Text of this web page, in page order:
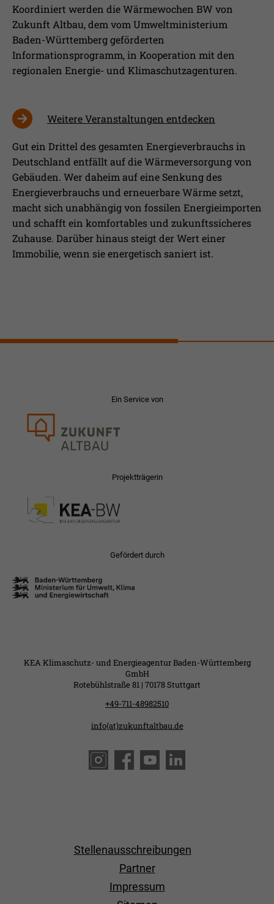
Koordiniert werden die Wärmewochen BW von
Zukunft Altbau, dem vom Umweltministerium
Baden-Württemberg geförderten
Informationsprogramm, in Kooperation mit den
regionalen Energie- und Klimaschutzagenturen.
Weitere Veranstaltungen entdecken
Gut ein Drittel des gesamten Energieverbrauchs in
Deutschland entfällt auf die Wärmeversorgung von
Gebäuden. Wer daheim auf eine Senkung des
Energieverbrauchs und erneuerbare Wärme setzt,
macht sich unabhängig von fossilen Energieimporten
und schafft ein komfortables und zukunftssicheres
Zuhause. Darüber hinaus steigt der Wert einer
Immobilie, wenn sie energetisch saniert ist.
Ein Service von
Projektträgerin
Gefördert durch
KEA Klimaschutz- und Energieagentur Baden-Württemberg
GmbH
Rotebühlstraße 81 | 70178 Stuttgart
+49-711-48982510
info(at)zukunftaltbau.de
Stellenausschreibungen
Partner
Impressum